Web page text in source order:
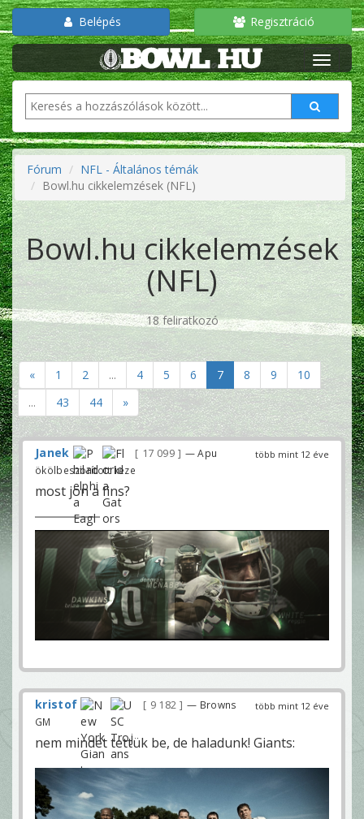
Belépés Regisztráció
Fórum
NFL - Általános témák
Bowl.hu cikkelemzések (NFL)
Bowl.hu cikkelemzések
(NFL)
18 feliratkozó
« 1 2 ... 4 5 6 7 8 9
10
...
43 44 »
több mint 12 éve
Janek 17 099
— Apu
ökölbeszorított keze
most jön a fins?
több mint 12 éve
kristof 9 182
— Browns
GM
nem mindet tettük be, de haladunk! Giants: